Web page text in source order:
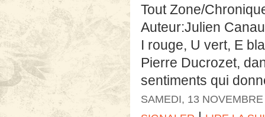
Tout Zone/
Auteur:Julien
I rouge, U vert, E
Pierre Ducrozet,
sentiments qui
SAMEDI, 13